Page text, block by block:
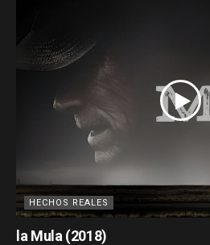
HECHOS REALES
la Mula (2018)